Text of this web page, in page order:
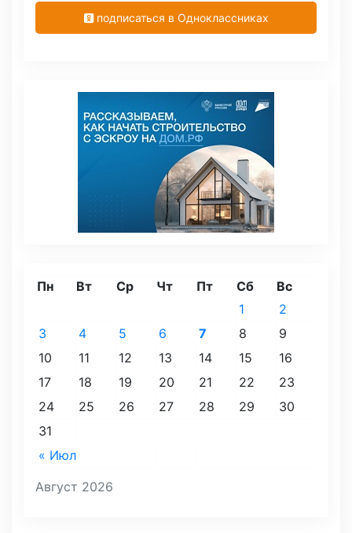
подписаться в Одноклассниках
Август 2026
Пн Вт Ср Чт Пт Сб Вс
« Июл
1
2
3
4 5 6 7 8
9
10
11 12 13 14 15
16
17
18 19 20 21 22
23
24
25 26 27 28 29
30
31